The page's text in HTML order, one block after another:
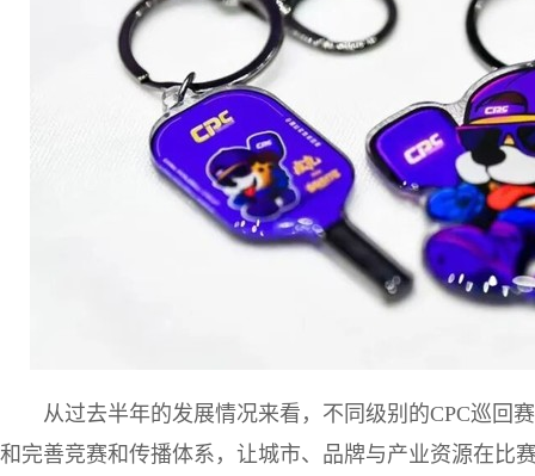
从过去半年的发展情况来看，不同级别的CPC巡回
和完善竞赛和传播体系，让城市、品牌与产业资源在比